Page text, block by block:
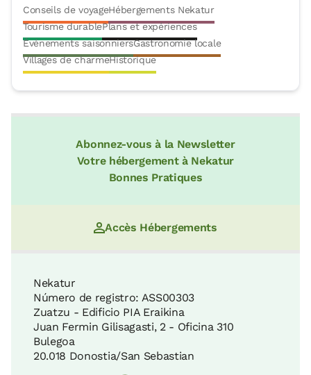
Conseils de voyageHébergements Nekatur
Tourisme durablePlans et expériences
Événements saisonniersGastronomie locale
Villages de charmeHistorique
Abonnez-vous à la Newsletter
Votre hébergement à Nekatur
Bonnes Pratiques
Accès Hébergements
Nekatur
Número de registro: ASS00303
Zuatzu - Edificio PIA Eraikina
Juan Fermin Gilisagasti, 2 - Oficina 310
Bulegoa
20.018 Donostia/San Sebastian